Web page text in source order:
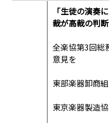
「生徒の演奏
裁が高裁の判
全楽協第3回総
意見を
東部楽器卸商
東京楽器製造